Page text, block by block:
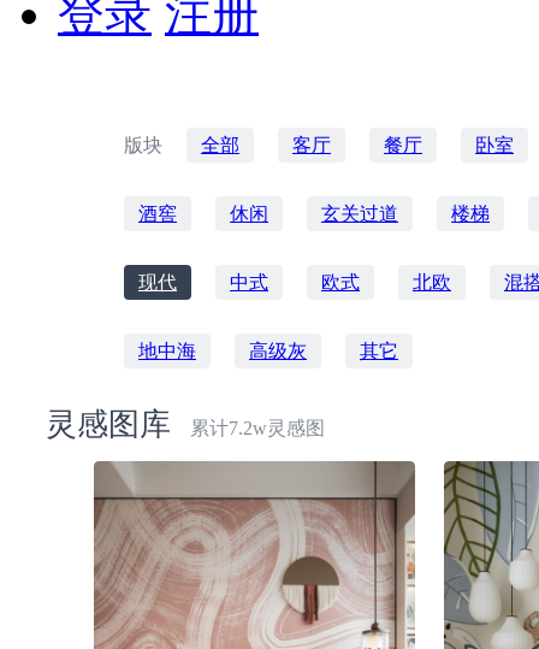
登录 注册
版块 全部 客厅 餐厅 卧室
酒窖 休闲 玄关过道 楼梯
现代 中式 欧式 北欧 混
地中海 高级灰 其它
灵感图库 累计7.2w灵感图